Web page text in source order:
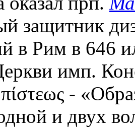
защитник
в Рим в 646
имп.
-
и двух